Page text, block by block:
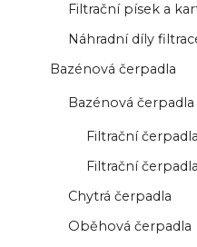
Filtrační písek a
Náhradní díly
Bazénová čerpadla
Bazénová čerpadla
Filtrační
Filtrační
Chytrá čerpadla
Oběhová čerpadla